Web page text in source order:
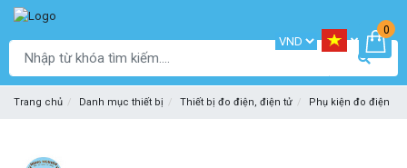
0
Trang chủ Danh mục thiết bị Thiết bị đo điện, điện tử Phụ kiện đo điện